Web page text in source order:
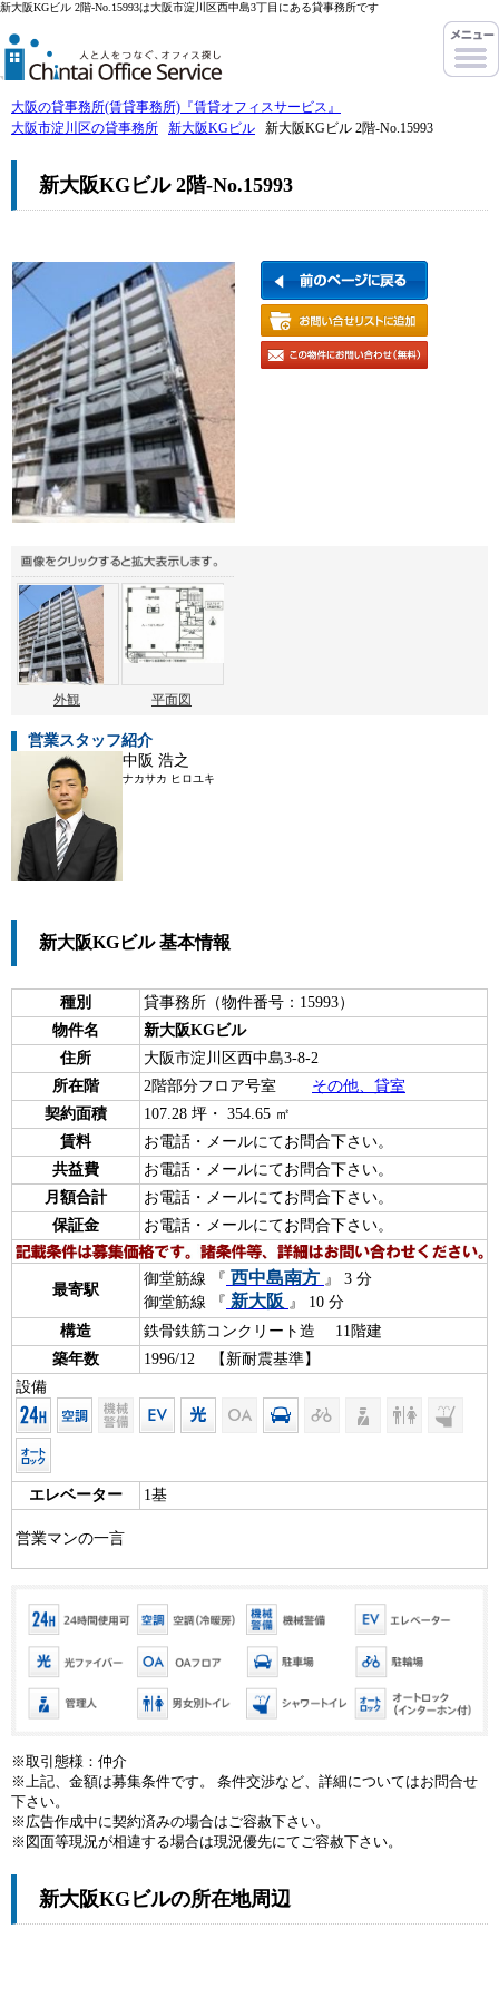
新大阪KGビル 2階-No.15993は大阪市淀川区西中島3丁目にある貸事務所です
大阪の貸事務所(賃貸事務所)『賃貸オフィスサービス』
大阪市淀川区の貸事務所
新大阪KGビル 新大阪KGビル 2階-No.15993
新大阪KGビル 2階-No.15993
外観 平面図
営業スタッフ紹介
中阪 浩之
ナカサカ ヒロユキ
新大阪KGビル 基本情報
種別
貸事務所（物件番号：15993）
物件名
新大阪KGビル
住所
大阪市淀川区西中島3-8-2
所在階
2階部分フロア号室 その他、貸室
契約面積
107.28 坪・ 354.65 ㎡
賃料
お電話・メールにてお問合下さい。
共益費
お電話・メールにてお問合下さい。
月額合計
お電話・メールにてお問合下さい。
保証金
お電話・メールにてお問合下さい。
最寄駅
御堂筋線 『 西中島南方 』 3 分
御堂筋線 『 新大阪 』 10 分
構造
鉄骨鉄筋コンクリート造 11階建
築年数
1996/12 【新耐震基準】
設備
エレベーター 1基
営業マンの一言
※取引態様：仲介
※上記、金額は募集条件です。 条件交渉など、詳細についてはお問合せ
下さい。
※広告作成中に契約済みの場合はご容赦下さい。
※図面等現況が相違する場合は現況優先にてご容赦下さい。
新大阪KGビルの所在地周辺